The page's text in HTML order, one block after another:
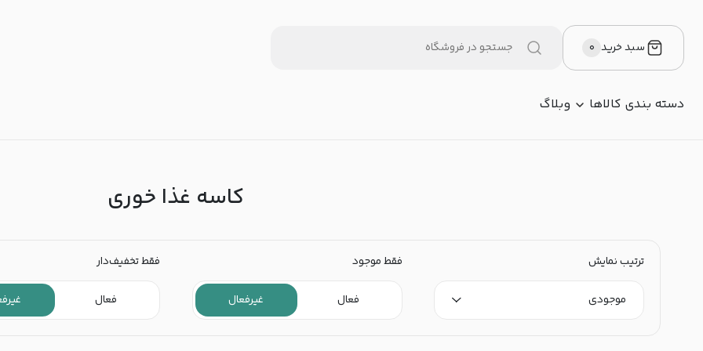
سبد خرید ۰
دسته بندی کالاها وبلاگ
کاسه غذا خوری
ترتیب نمایش
موجودی
فقط موجود
فعال غیرفعال
فقط تخفیف‌دار
فعال